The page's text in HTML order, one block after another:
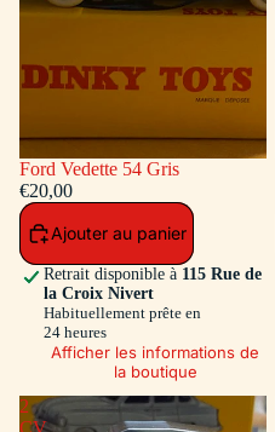
Ford Vedette 54 Gris
€20,00
Ajouter au panier
Retrait disponible à 115 Rue de
la Croix Nivert
Habituellement prête en
24 heures
Afficher les informations de
la boutique
2
CV